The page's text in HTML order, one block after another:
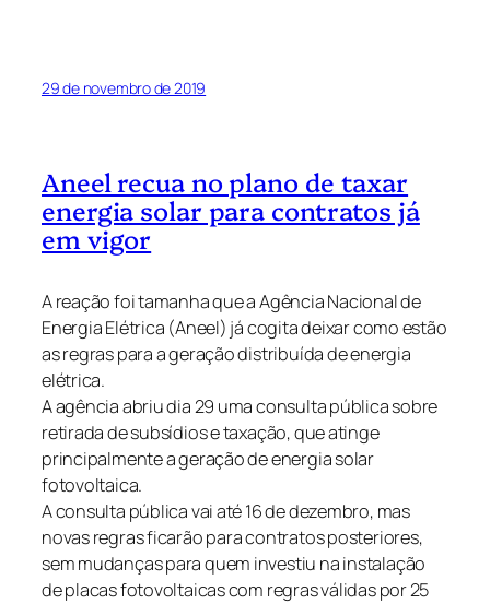
29 de novembro de 2019
Aneel recua no plano de taxar
energia solar para contratos já
em vigor
A reação foi tamanha que a Agência Nacional de
Energia Elétrica (Aneel) já cogita deixar como estão
as regras para a geração distribuída de energia
elétrica.
A agência abriu dia 29 uma consulta pública sobre
retirada de subsídios e taxação, que atinge
principalmente a geração de energia solar
fotovoltaica.
A consulta pública vai até 16 de dezembro, mas
novas regras ficarão para contratos posteriores,
sem mudanças para quem investiu na instalação
de placas fotovoltaicas com regras válidas por 25